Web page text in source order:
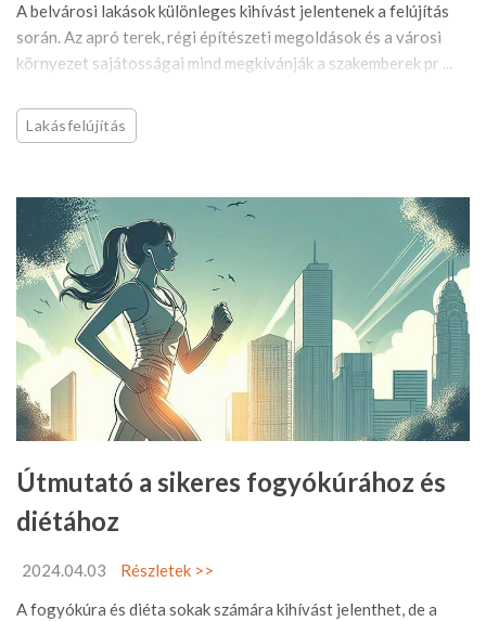
A belvárosi lakások különleges kihívást jelentenek a felújítás
során. Az apró terek, régi építészeti megoldások és a városi
környezet sajátosságai mind megkívánják a szakemberek pr ...
Lakásfelújítás
Útmutató a sikeres fogyókúrához és
diétához
2024.04.03
Részletek >>
A fogyókúra és diéta sokak számára kihívást jelenthet, de a